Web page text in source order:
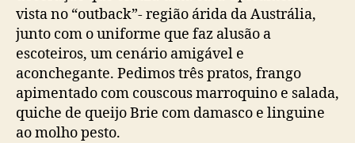
vista no “outback”- região árida da Austrália,
junto com o uniforme que faz alusão a
escoteiros, um cenário amigável e
aconchegante. Pedimos três pratos, frango
apimentado com couscous marroquino e salada,
quiche de queijo Brie com damasco e linguine
ao molho pesto.